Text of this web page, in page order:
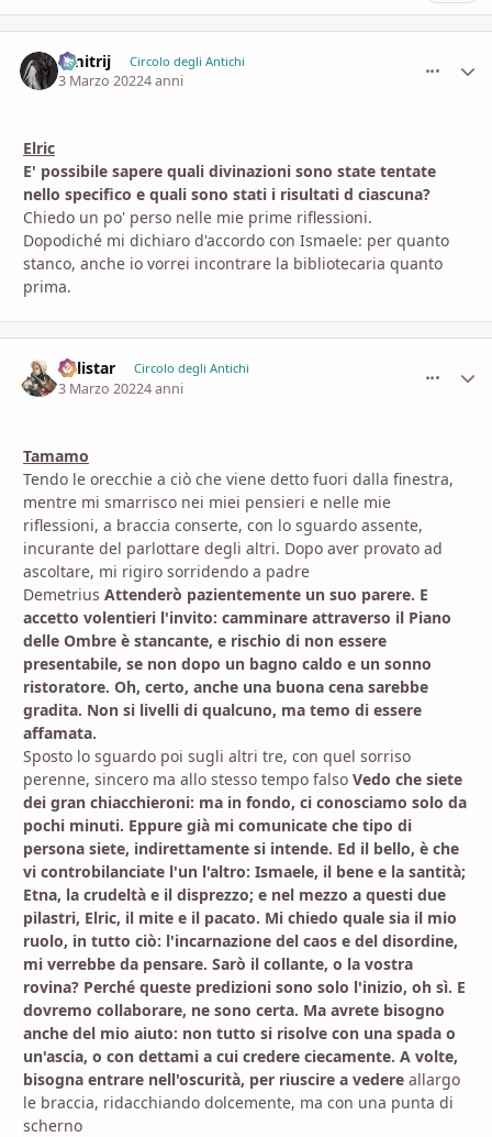
Dmitrij Circolo degli Antichi
3 Marzo 20224 anni
Elric
E' possibile sapere quali divinazioni sono state tentate
nello specifico e quali sono stati i risultati d ciascuna?
Chiedo un po' perso nelle mie prime riflessioni.
Dopodiché mi dichiaro d'accordo con Ismaele: per quanto
stanco, anche io vorrei incontrare la bibliotecaria quanto
prima.
Calistar Circolo degli Antichi
3 Marzo 20224 anni
Tamamo
Tendo le orecchie a ciò che viene detto fuori dalla finestra,
mentre mi smarrisco nei miei pensieri e nelle mie
riflessioni, a braccia conserte, con lo sguardo assente,
incurante del parlottare degli altri. Dopo aver provato ad
ascoltare, mi rigiro sorridendo a padre
Demetrius Attenderò pazientemente un suo parere. E
accetto volentieri l'invito: camminare attraverso il Piano
delle Ombre è stancante, e rischio di non essere
presentabile, se non dopo un bagno caldo e un sonno
ristoratore. Oh, certo, anche una buona cena sarebbe
gradita. Non si livelli di qualcuno, ma temo di essere
affamata.
Sposto lo sguardo poi sugli altri tre, con quel sorriso
perenne, sincero ma allo stesso tempo falso Vedo che siete
dei gran chiacchieroni: ma in fondo, ci conosciamo solo da
pochi minuti. Eppure già mi comunicate che tipo di
persona siete, indirettamente si intende. Ed il bello, è che
vi controbilanciate l'un l'altro: Ismaele, il bene e la santità;
Etna, la crudeltà e il disprezzo; e nel mezzo a questi due
pilastri, Elric, il mite e il pacato. Mi chiedo quale sia il mio
ruolo, in tutto ciò: l'incarnazione del caos e del disordine,
mi verrebbe da pensare. Sarò il collante, o la vostra
rovina? Perché queste predizioni sono solo l'inizio, oh sì. E
dovremo collaborare, ne sono certa. Ma avrete bisogno
anche del mio aiuto: non tutto si risolve con una spada o
un'ascia, o con dettami a cui credere ciecamente. A volte,
bisogna entrare nell'oscurità, per riuscire a vedere allargo
le braccia, ridacchiando dolcemente, ma con una punta di
scherno